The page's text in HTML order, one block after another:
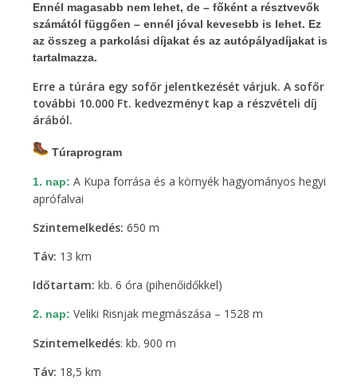
Ennél magasabb nem lehet, de – főként a résztvevők
számától függően – ennél jóval kevesebb is lehet. Ez
az összeg a parkolási díjakat és az autópályadíjakat is
tartalmazza.
Erre a túrára egy sofőr jelentkezését várjuk. A sofőr
további 10.000 Ft. kedvezményt kap a részvételi díj
árából.
Túraprogram
1. nap: A Kupa forrása és a környék hagyományos hegyi
aprófalvai
Szintemelkedés: 650 m
Táv: 13 km
Időtartam: kb. 6 óra (pihenőidőkkel)
2. nap: Veliki Risnjak megmászása – 1528 m
Szintemelkedés: kb. 900 m
Táv: 18,5 km